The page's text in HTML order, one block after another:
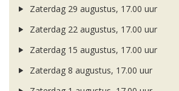
Zaterdag 29 augustus, 17.00 uur
Zaterdag 22 augustus, 17.00 uur
Zaterdag 15 augustus, 17.00 uur
Zaterdag 8 augustus, 17.00 uur